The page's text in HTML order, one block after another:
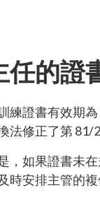
任的證
練證書有效期
法修正了第 81/
，如果證書未
時安排主管的